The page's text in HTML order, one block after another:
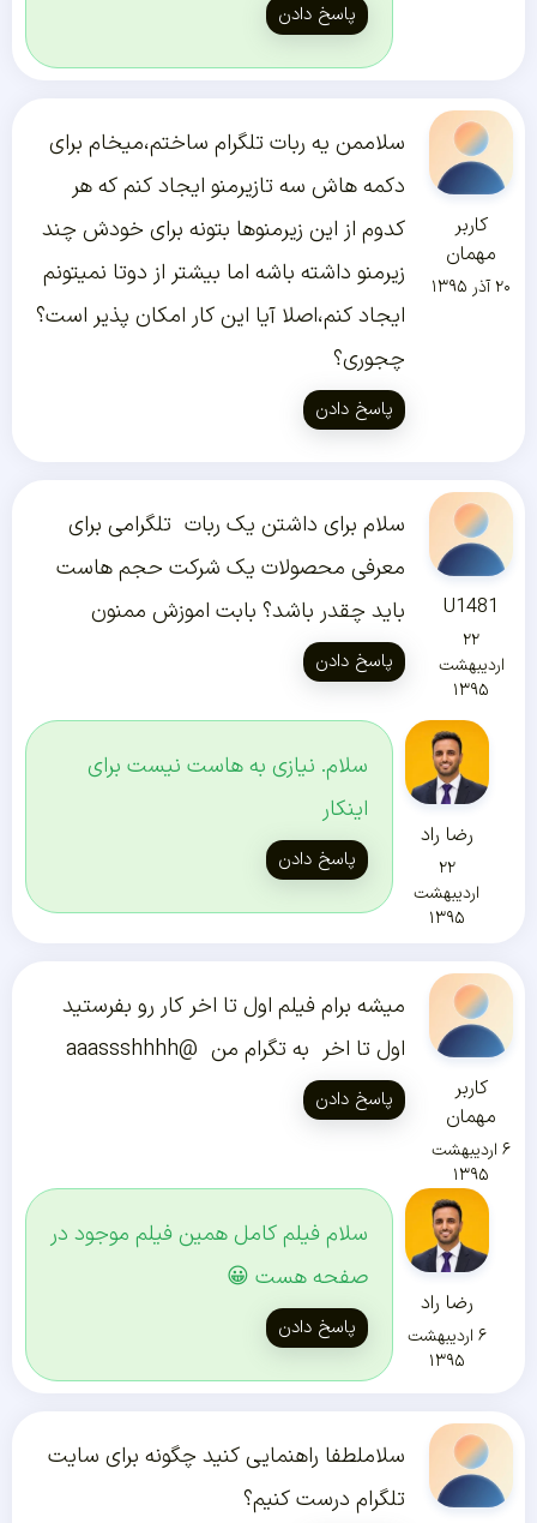
پاسخ دادن
کاربر
مهمان
۲۰ آذر ۱۳۹۵
سلاممن یه ربات تلگرام ساختم،میخام برای
دکمه هاش سه تازیرمنو ایجاد کنم که هر
کدوم از این زیرمنوها بتونه برای خودش چند
زیرمنو داشته باشه اما بیشتر از دوتا نمیتونم
ایجاد کنم،اصلا آیا این کار امکان پذیر است؟
چجوری؟
پاسخ دادن
U1481
۲۲
اردیبهشت
۱۳۹۵
سلام برای داشتن یک ربات تلگرامی برای
معرفی محصولات یک شرکت حجم هاست
باید چقدر باشد؟ بابت اموزش ممنون
پاسخ دادن
رضا راد
۲۲
اردیبهشت
۱۳۹۵
سلام. نیازی به هاست نیست برای
اینکار
پاسخ دادن
کاربر
مهمان
۶ اردیبهشت
۱۳۹۵
میشه برام فیلم اول تا اخر کار رو بفرستید
اول تا اخر به تگرام من @aaassshhhh
پاسخ دادن
رضا راد
۶ اردیبهشت
۱۳۹۵
سلام فیلم کامل همین فیلم موجود در
صفحه هست 😀
پاسخ دادن
سلاملطفا راهنمایی کنید چگونه برای سایت
تلگرام درست کنیم؟